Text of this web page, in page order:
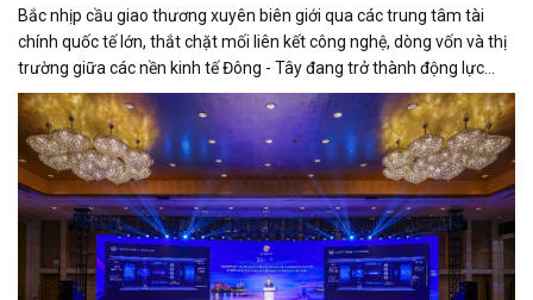
Bắc nhịp cầu giao thương xuyên biên giới qua các trung tâm tài
chính quốc tế lớn, thắt chặt mối liên kết công nghệ, dòng vốn và thị
trường giữa các nền kinh tế Đông - Tây đang trở thành động lực
then chốt cho sự phát triển bền vững toàn cầu.